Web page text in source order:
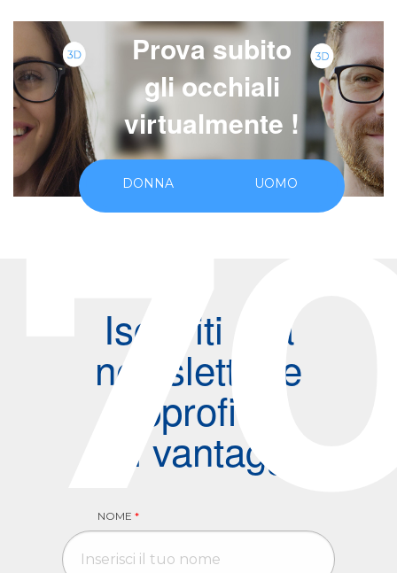
Prova subito
gli occhiali
virtualmente !
DONNA UOMO
Iscriviti alla
newsletter e
approfitta
dei vantaggi!
NOME *